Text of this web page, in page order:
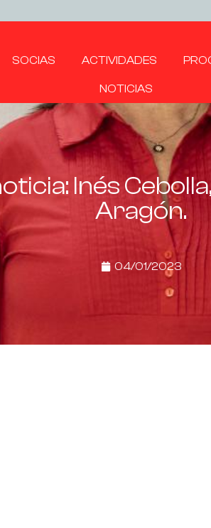
SOCIAS ACTIVIDADES
NOTICIAS
Inés
Aragón.
04/01/2023